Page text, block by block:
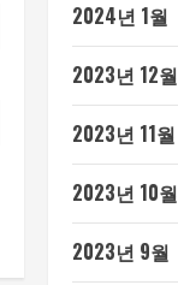
2024년 1월
2023년 12월
2023년 11월
2023년 10월
2023년 9월